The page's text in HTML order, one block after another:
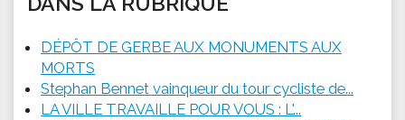
DÉPÔT DE GERBE AUX MONUMENTS AUX
MORTS
Stephan Bennet vainqueur du tour cycliste de...
LA VILLE TRAVAILLE POUR VOUS : L'...